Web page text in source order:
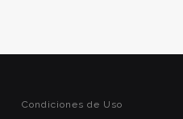
Condiciones de Uso